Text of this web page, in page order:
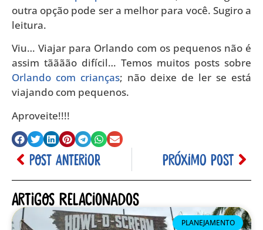
outra opção pode ser a melhor para você. Sugiro a
leitura.
Viu… Viajar para Orlando com os pequenos não é
assim tãããão difícil… Temos muitos posts sobre
Orlando com crianças; não deixe de ler se está
viajando com pequenos.
Aproveite!!!!
POST ANTERIOR PRÓXIMO POST
Artigos relacionados
PLANEJAMENTO